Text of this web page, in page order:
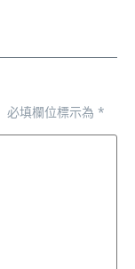
必填欄位標示為 *